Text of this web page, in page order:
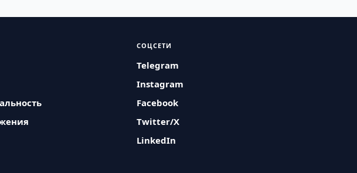
СОЦСЕТИ
Telegram
Instagram
Facebook
Twitter/X
LinkedIn